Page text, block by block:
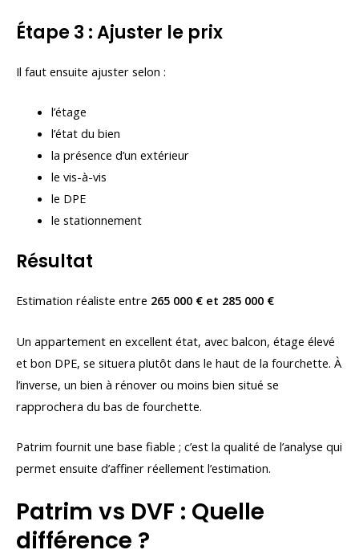
Étape 3 : Ajuster le prix
Il faut ensuite ajuster selon :
l’étage
l’état du bien
la présence d’un extérieur
le vis-à-vis
le DPE
le stationnement
Résultat
Estimation réaliste entre 265 000 € et 285 000 €
Un appartement en excellent état, avec balcon, étage élevé
et bon DPE, se situera plutôt dans le haut de la fourchette. À
l’inverse, un bien à rénover ou moins bien situé se
rapprochera du bas de fourchette.
Patrim fournit une base fiable ; c’est la qualité de l’analyse qui
permet ensuite d’affiner réellement l’estimation.
Patrim vs DVF : Quelle
différence ?